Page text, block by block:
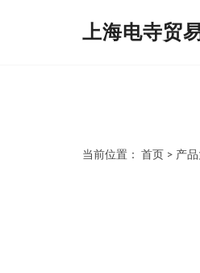
上海电寺贸
当前位置： 首页 > 产